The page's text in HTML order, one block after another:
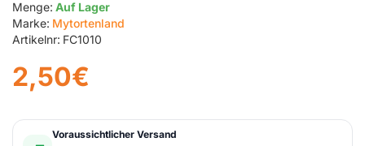
Menge: Auf Lager
Marke: Mytortenland
Artikelnr: FC1010
2,50€
Voraussichtlicher Versand